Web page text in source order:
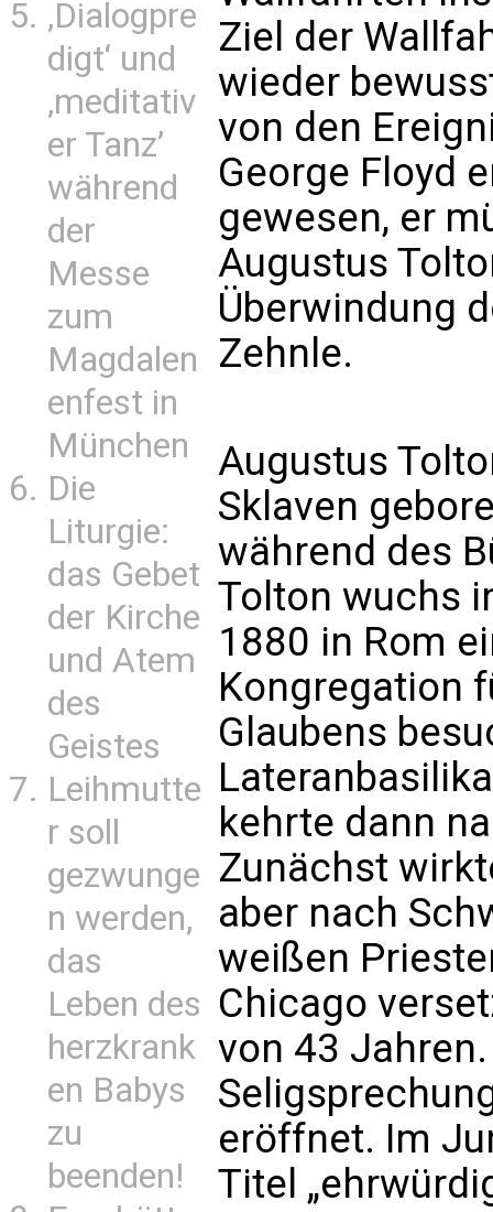
‚Dialogpre
digt‘ und
‚meditativ
er Tanz’
während
der
Messe
zum
Magdalen
enfest in
München
Die
Liturgie:
das Gebet
der Kirche
und Atem
des
Geistes
Leihmutte
r soll
gezwunge
n werden,
das
Leben des
herzkrank
en Babys
zu
beenden!
Ziel der
wieder
von den
George Floyd
gewesen, er
Augustus
Überwindung
Zehnle.
Augustus
Sklaven
während des
Tolton wuchs
1880 in Rom
Kongregation
Glaubens
kehrte dann
Zunächst
aber nach
weißen
Chicago
von 43
eröffnet. Im
Titel